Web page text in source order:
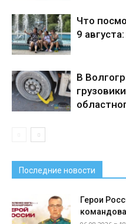
Что
9
В
Последние новости
Герои